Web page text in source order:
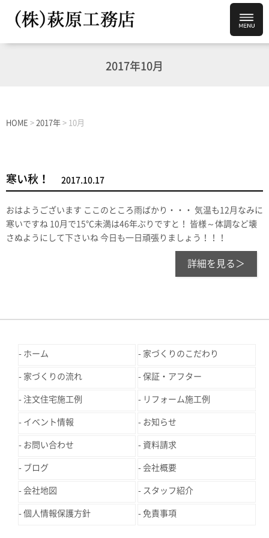
2017年10月
HOME > 2017年 > 10月
寒い秋！ 2017.10.17
おはようございます ここのところ雨ばかり・・・ 気温も12月なみに
寒いですね 10月で15℃未満は46年ぶりですと！ 皆様～体調など壊
さぬようにして下さいね 今日も一日頑張りましょう！！！
詳細を見る＞
ホーム 家づくりのこだわり
家づくりの流れ 保証・アフター
注文住宅施工例 リフォーム施工例
イベント情報 お知らせ
お問い合わせ 資料請求
ブログ 会社概要
会社地図 スタッフ紹介
個人情報保護方針 免責事項